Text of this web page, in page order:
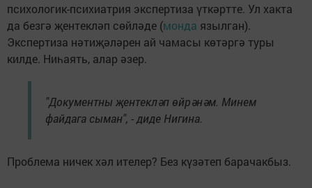
психологик-психиатрия экспертиза үткәртте. Ул хакта
да безгә җентекләп сөйләде (монда язылган).
Экспертиза нәтиҗәләрен ай чамасы көтәргә туры
килде. Ниһаять, алар әзер.
"Документны җентекләп өйрәнәм. Минем
файдага сыман", - диде Нигина.
Проблема ничек хәл ителер? Без күзәтеп барачакбыз.